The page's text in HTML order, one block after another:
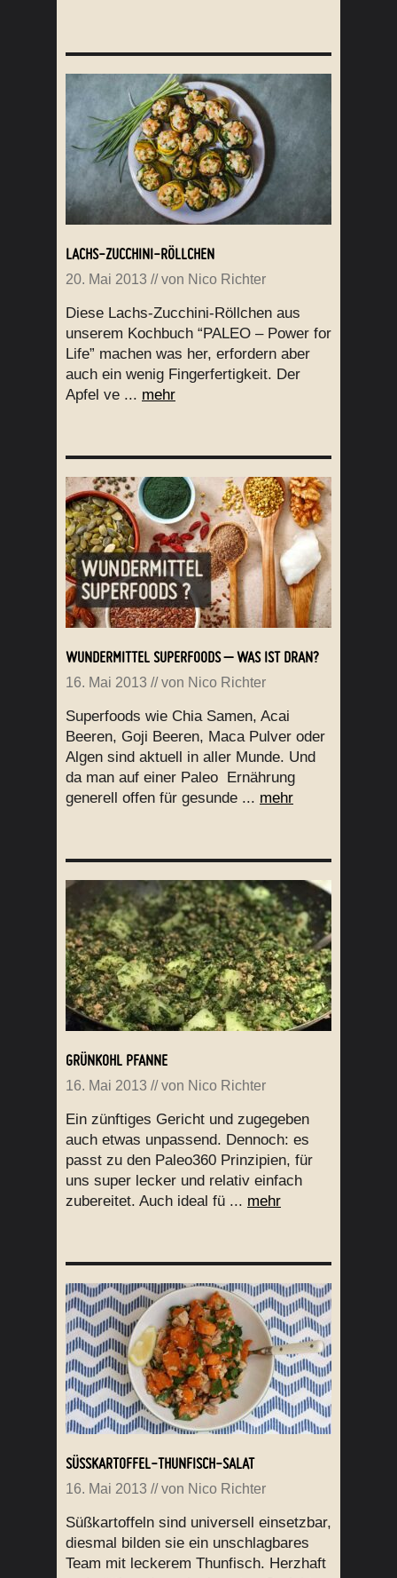
LACHS-ZUCCHINI-RÖLLCHEN
20. Mai 2013 // von Nico Richter
Diese Lachs-Zucchini-Röllchen aus
unserem Kochbuch “PALEO – Power for
Life” machen was her, erfordern aber
auch ein wenig Fingerfertigkeit. Der
Apfel ve ... mehr
WUNDERMITTEL SUPERFOODS – WAS IST DRAN?
16. Mai 2013 // von Nico Richter
Superfoods wie Chia Samen, Acai
Beeren, Goji Beeren, Maca Pulver oder
Algen sind aktuell in aller Munde. Und
da man auf einer Paleo Ernährung
generell offen für gesunde ... mehr
GRÜNKOHL PFANNE
16. Mai 2013 // von Nico Richter
Ein zünftiges Gericht und zugegeben
auch etwas unpassend. Dennoch: es
passt zu den Paleo360 Prinzipien, für
uns super lecker und relativ einfach
zubereitet. Auch ideal fü ... mehr
SÜSSKARTOFFEL-THUNFISCH-SALAT
16. Mai 2013 // von Nico Richter
Süßkartoffeln sind universell einsetzbar,
diesmal bilden sie ein unschlagbares
Team mit leckerem Thunfisch. Herzhaft